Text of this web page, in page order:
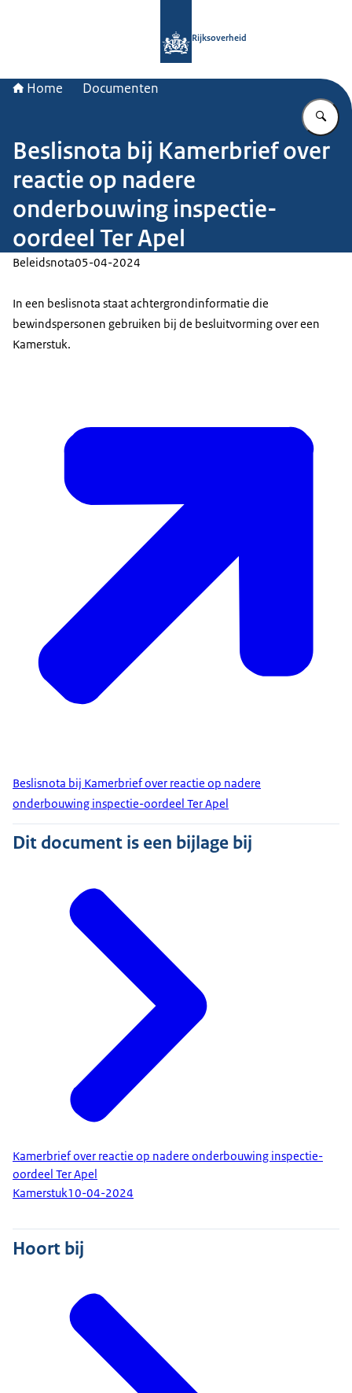
Rijksoverheid
Home Documenten
Beslisnota bij Kamerbrief over
reactie op nadere
onderbouwing inspectie-
oordeel Ter Apel
Beleidsnota05-04-2024
In een beslisnota staat achtergrondinformatie die
bewindspersonen gebruiken bij de besluitvorming over een
Kamerstuk.
Beslisnota bij Kamerbrief over reactie op nadere
onderbouwing inspectie-oordeel Ter Apel
Dit document is een bijlage bij
Kamerbrief over reactie op nadere onderbouwing inspectie-
oordeel Ter Apel
Kamerstuk10-04-2024
Hoort bij